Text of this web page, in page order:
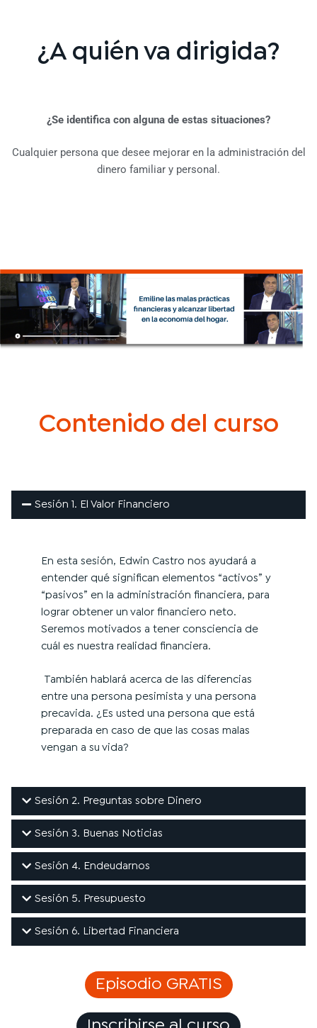
¿A quién va dirigida?
¿Se identifica con alguna de estas situaciones?
Cualquier persona que desee mejorar en la administración del
dinero familiar y personal.
Contenido del curso
Sesión 1. El Valor Financiero
En esta sesión, Edwin Castro nos ayudará a
entender qué significan elementos “activos” y
“pasivos” en la administración financiera, para
lograr obtener un valor financiero neto.
Seremos motivados a tener consciencia de
cuál es nuestra realidad financiera.
También hablará acerca de las diferencias
entre una persona pesimista y una persona
precavida. ¿Es usted una persona que está
preparada en caso de que las cosas malas
vengan a su vida?
Sesión 2. Preguntas sobre Dinero
Sesión 3. Buenas Noticias
Sesión 4. Endeudarnos
Sesión 5. Presupuesto
Sesión 6. Libertad Financiera
Episodio GRATIS